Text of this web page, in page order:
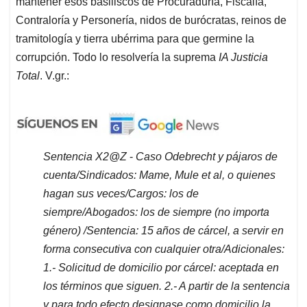
Contraloría y Personería, nidos de burócratas, reinos de
tramitología y tierra ubérrima para que germine la
corrupción. Todo lo resolvería la suprema IA Justicia
Total. V.gr.:
Sentencia X2@Z- Caso Odebrecht y pájaros de
cuenta/Sindicados: Mame, Mule et al, o quienes
hagan sus veces/Cargos: los de
siempre/Abogados: los de siempre (no importa
género) /Sentencia: 15 años de cárcel, a servir en
forma consecutiva con cualquier otra/Adicionales:
1.- Solicitud de domicilio por cárcel: aceptada en
los términos que siguen. 2.- A partir de la sentencia
y para todo efecto designase como domicilio la